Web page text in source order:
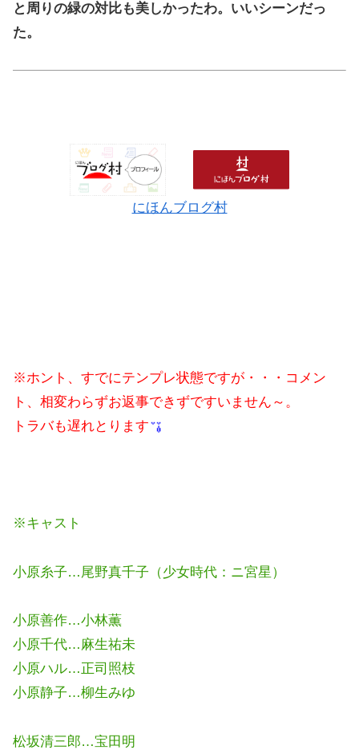
と周りの緑の対比も美しかったわ。いいシーンだっ
た。
にほんブログ村
※ホント、すでにテンプレ状態ですが・・・コメン
ト、相変わらずお返事できずですいません～。
トラバも遅れとります
※キャスト
小原糸子…尾野真千子（少女時代：ニ宮星）
小原善作…小林薫
小原千代…麻生祐未
小原ハル…正司照枝
小原静子…柳生みゆ
松坂清三郎…宝田明